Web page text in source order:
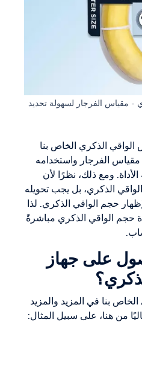
- مقياس الفرجار لسهولة تحديد
الذكري الخاص بنا
الفرجار واستخدامه
ومع ذلك، نظرًا لأن
الذكري، بل يجب تحويله
حجم الواقي الذكري. لذا
الواقي الذكري مباشرةً
على جهاز
بنا في المزيد والمزيد
من هنا، على سبيل المثال: